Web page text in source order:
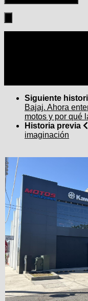
Siguiente
Bajaj. Ahora
motos y por qué
Historia previa
imaginación